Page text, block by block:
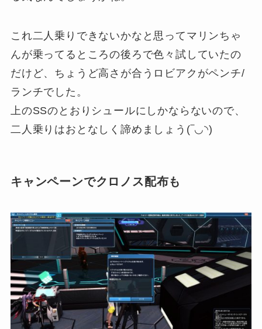
これ二人乗りできないかなと思ってマリンちゃ
んが乗ってるところの後ろで色々試していたの
だけど、 ちょうど高さが合うロビアクがペンチ/
ランチでした。
上のSSのとおりシュールにしかならないので、
二人乗りはおとなしく諦めましょう(‾◡◝)
キャンペーンでクロノス配布も